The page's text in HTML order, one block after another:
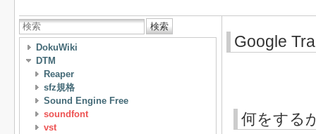
検索
DokuWiki
DTM
Reaper
sfz規格
Sound Engine Free
soundfont
vst
Google
何をする